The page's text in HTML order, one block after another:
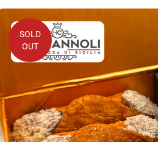
SOLD
OUT